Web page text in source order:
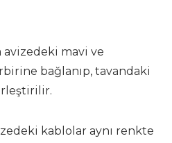
avizedeki mavi ve
bağlanıp, tavandaki
kablolar aynı renkte